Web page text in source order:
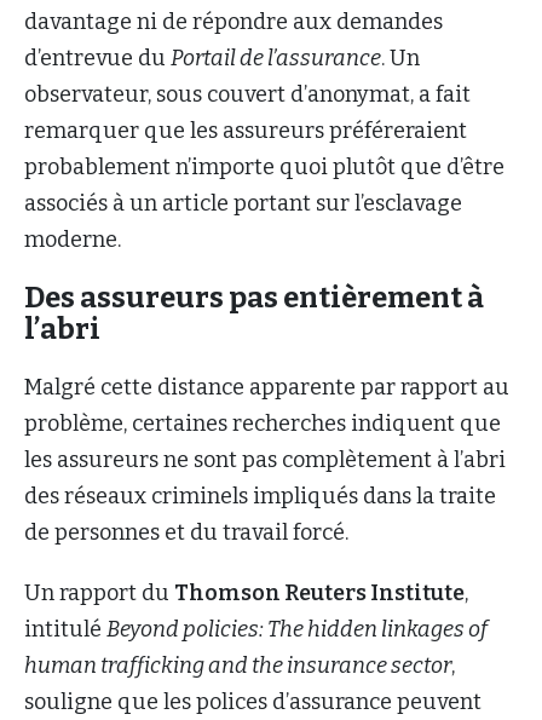
davantage ni de répondre aux demandes
d’entrevue du Portail de l’assurance. Un
observateur, sous couvert d’anonymat, a fait
remarquer que les assureurs préféreraient
probablement n’importe quoi plutôt que d’être
associés à un article portant sur l’esclavage
moderne.
Des assureurs pas entièrement à
l’abri
Malgré cette distance apparente par rapport au
problème, certaines recherches indiquent que
les assureurs ne sont pas complètement à l’abri
des réseaux criminels impliqués dans la traite
de personnes et du travail forcé.
Un rapport du Thomson Reuters Institute,
intitulé Beyond policies: The hidden linkages of
human trafficking and the insurance sector,
souligne que les polices d’assurance peuvent